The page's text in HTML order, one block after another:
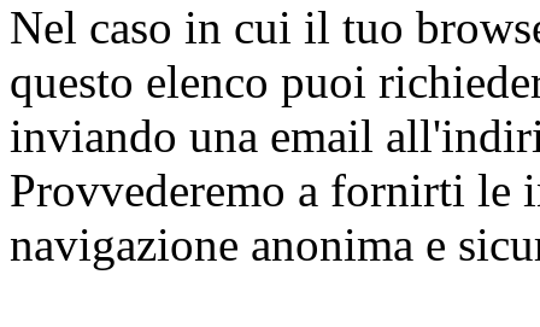
Nel caso in cui il tuo
questo elenco puoi
inviando una email
Provvederemo a fornirti le
navigazione anonima e